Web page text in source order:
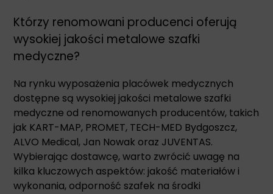
Którzy renomowani producenci oferują
wysokiej jakości metalowe szafki
medyczne?
Na rynku wyposażenia placówek medycznych
dostępne są wysokiej jakości metalowe szafki
medyczne od renomowanych producentów, takich
jak KART-MAP, PROMET, TECH-MED Bydgoszcz,
ALVO Medical, Jan Nowak oraz JUVENTAS.
Wybierając dostawcę, warto zwrócić uwagę na
kilka kluczowych aspektów: jakość materiałów i
wykonania, odporność szafek na środki